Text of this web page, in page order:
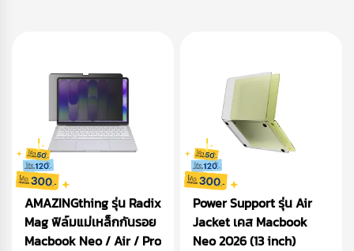
AMAZINGthing รุ่น Radix
Mag ฟิล์มแม่เหล็กกันรอย
Macbook Neo / Air / Pro
Power Support รุ่น Air
Jacket เคส Macbook
Neo 2026 (13 inch)